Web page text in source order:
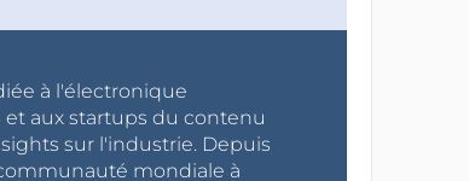
à l'électronique
et aux startups du contenu
sur l'industrie. Depuis
mondiale à